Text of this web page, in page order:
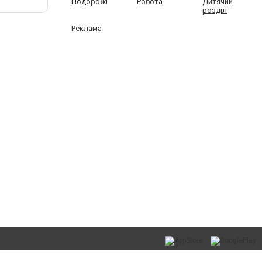
розділ
Реклама